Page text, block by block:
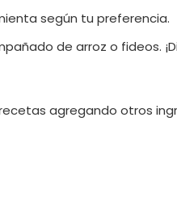
según tu preferencia.
de arroz o fideos.
agregando otros